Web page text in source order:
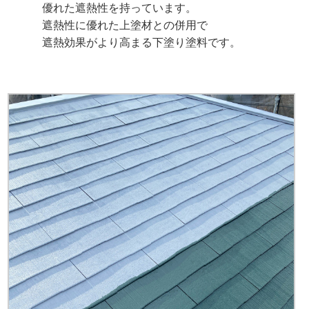
優れた遮熱性を持っています。
遮熱性に優れた上塗材との併用で
遮熱効果がより高まる下塗り塗料です。